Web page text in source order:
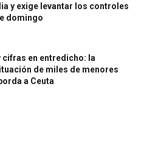
y exige levantar los controles
domingo
cifras en entredicho: la
de miles de menores
a Ceuta